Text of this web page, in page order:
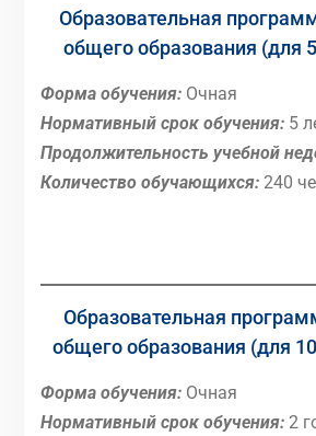
Образовательная
общего образования (для
Форма обучения:Очная
Нормативный срок обучения:5
Продолжительность учебной
Количество обучающихся:240
Образовательная
общего образования (для
Форма обучения:Очная
Нормативный срок обучения:2